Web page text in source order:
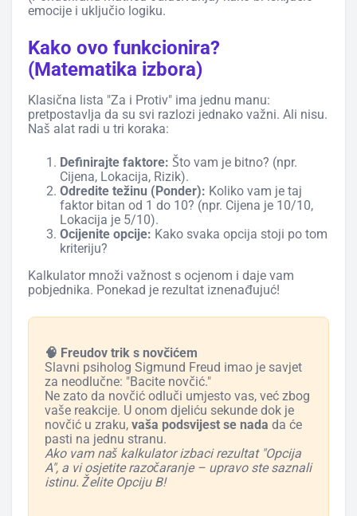
emocije i uključio logiku.
Kako ovo funkcionira?
(Matematika izbora)
Klasična lista "Za i Protiv" ima jednu manu:
pretpostavlja da su svi razlozi jednako važni. Ali nisu.
Naš alat radi u tri koraka:
Definirajte faktore: Što vam je bitno? (npr.
Cijena, Lokacija, Rizik).
Odredite težinu (Ponder): Koliko vam je taj
faktor bitan od 1 do 10? (npr. Cijena je 10/10,
Lokacija je 5/10).
Ocijenite opcije: Kako svaka opcija stoji po tom
kriteriju?
Kalkulator množi važnost s ocjenom i daje vam
pobjednika. Ponekad je rezultat iznenađujuć!
🧠 Freudov trik s novčićem
Slavni psiholog Sigmund Freud imao je savjet
za neodlučne: "Bacite novčić."
Ne zato da novčić odluči umjesto vas, već zbog
vaše reakcije. U onom djeliću sekunde dok je
novčić u zraku, vaša podsvijest se nada da će
pasti na jednu stranu.
Ako vam naš kalkulator izbaci rezultat "Opcija
A", a vi osjetite razočaranje – upravo ste saznali
istinu. Želite Opciju B!